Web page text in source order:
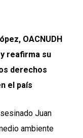
OACNUDH
reafirma su
derechos
el país
Juan
ambiente